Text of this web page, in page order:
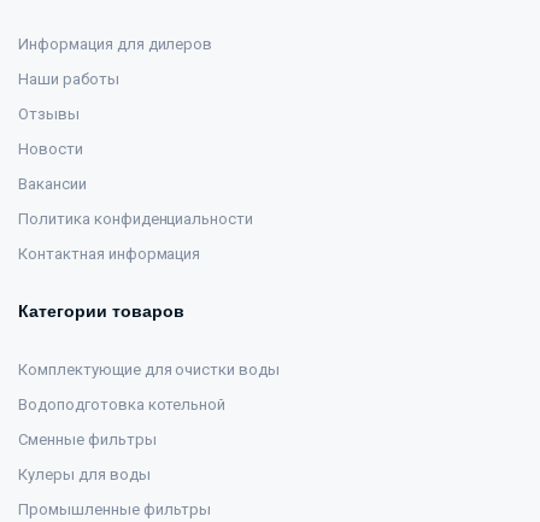
Информация для дилеров
Наши работы
Отзывы
Новости
Вакансии
Политика конфиденциальности
Контактная информация
Категории товаров
Комплектующие для очистки воды
Водоподготовка котельной
Сменные фильтры
Кулеры для воды
Промышленные фильтры